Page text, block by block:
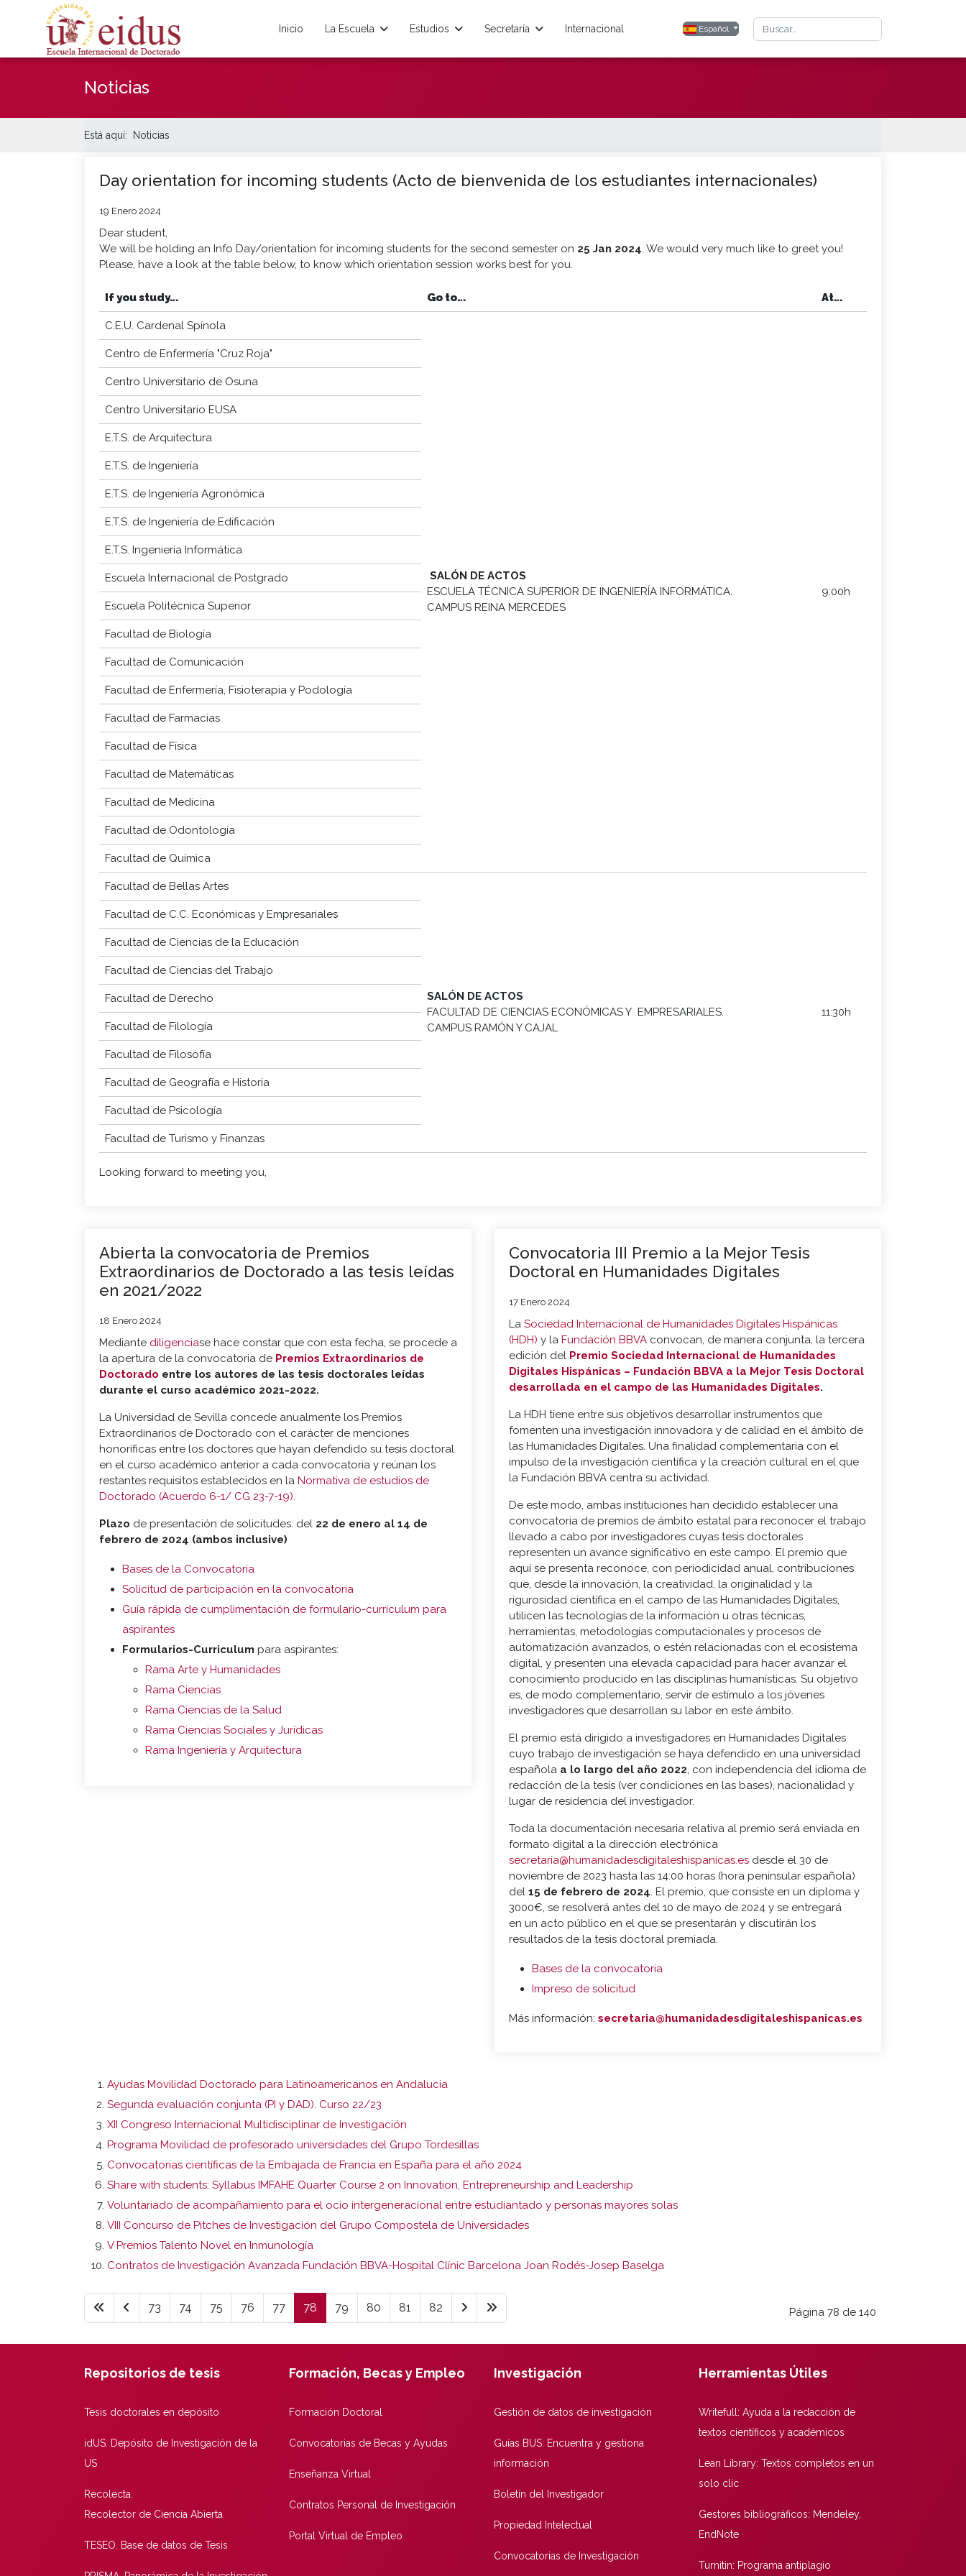
Inicio La Escuela Estudios Secretaría Internacional Seleccione su idioma
Español Buscar
Noticias
Está aquí: Noticias
Day orientation for incoming students (Acto de bienvenida de los estudiantes internacionales)
19 Enero 2024
Dear student,
We will be holding an Info Day/orientation for incoming students for the second semester on 25 Jan 2024. We would very much like to greet you!
Please, have a look at the table below, to know which orientation session works best for you.
If you study… Go to… At…
C.E.U. Cardenal Spínola
SALÓN DE ACTOS
ESCUELA TÉCNICA SUPERIOR DE INGENIERÍA INFORMÁTICA.
CAMPUS REINA MERCEDES
9:00h
Centro de Enfermería "Cruz Roja"
Centro Universitario de Osuna
Centro Universitario EUSA
E.T.S. de Arquitectura
E.T.S. de Ingeniería
E.T.S. de Ingeniería Agronómica
E.T.S. de Ingeniería de Edificación
E.T.S. Ingeniería Informática
Escuela Internacional de Postgrado
Escuela Politécnica Superior
Facultad de Biología
Facultad de Comunicación
Facultad de Enfermería, Fisioterapia y Podología
Facultad de Farmacias
Facultad de Física
Facultad de Matemáticas
Facultad de Medicina
Facultad de Odontología
Facultad de Química
Facultad de Bellas Artes
SALÓN DE ACTOS
FACULTAD DE CIENCIAS ECONÓMICAS Y EMPRESARIALES.
CAMPUS RAMÓN Y CAJAL
11:30h
Facultad de C.C. Económicas y Empresariales
Facultad de Ciencias de la Educación
Facultad de Ciencias del Trabajo
Facultad de Derecho
Facultad de Filología
Facultad de Filosofía
Facultad de Geografía e Historia
Facultad de Psicología
Facultad de Turismo y Finanzas
Looking forward to meeting you,
Abierta la convocatoria de Premios
Extraordinarios de Doctorado a las tesis leídas
en 2021/2022
18 Enero 2024
Mediante diligenciase hace constar que con esta fecha, se procede a
la apertura de la convocatoria de Premios Extraordinarios de
Doctorado entre los autores de las tesis doctorales leídas
durante el curso académico 2021-2022.
La Universidad de Sevilla concede anualmente los Premios
Extraordinarios de Doctorado con el carácter de menciones
honoríficas entre los doctores que hayan defendido su tesis doctoral
en el curso académico anterior a cada convocatoria y reúnan los
restantes requisitos establecidos en la Normativa de estudios de
Doctorado (Acuerdo 6-1/ CG 23-7-19).
Plazo de presentación de solicitudes: del 22 de enero al 14 de
febrero de 2024 (ambos inclusive)
Bases de la Convocatoria
Solicitud de participación en la convocatoria
Guía rápida de cumplimentación de formulario-currículum para
aspirantes
Formularios-Curriculum para aspirantes:
Rama Arte y Humanidades
Rama Ciencias
Rama Ciencias de la Salud
Rama Ciencias Sociales y Jurídicas
Rama Ingeniería y Arquitectura
Convocatoria III Premio a la Mejor Tesis
Doctoral en Humanidades Digitales
17 Enero 2024
La Sociedad Internacional de Humanidades Digitales Hispánicas
(HDH) y la Fundación BBVA convocan, de manera conjunta, la tercera
edición del Premio Sociedad Internacional de Humanidades
Digitales Hispánicas – Fundación BBVA a la Mejor Tesis Doctoral
desarrollada en el campo de las Humanidades Digitales.
La HDH tiene entre sus objetivos desarrollar instrumentos que
fomenten una investigación innovadora y de calidad en el ámbito de
las Humanidades Digitales. Una finalidad complementaria con el
impulso de la investigación científica y la creación cultural en el que
la Fundación BBVA centra su actividad.
De este modo, ambas instituciones han decidido establecer una
convocatoria de premios de ámbito estatal para reconocer el trabajo
llevado a cabo por investigadores cuyas tesis doctorales
representen un avance significativo en este campo. El premio que
aquí se presenta reconoce, con periodicidad anual, contribuciones
que, desde la innovación, la creatividad, la originalidad y la
rigurosidad científica en el campo de las Humanidades Digitales,
utilicen las tecnologías de la información u otras técnicas,
herramientas, metodologías computacionales y procesos de
automatización avanzados, o estén relacionadas con el ecosistema
digital, y presenten una elevada capacidad para hacer avanzar el
conocimiento producido en las disciplinas humanísticas. Su objetivo
es, de modo complementario, servir de estímulo a los jóvenes
investigadores que desarrollan su labor en este ámbito.
El premio está dirigido a investigadores en Humanidades Digitales
cuyo trabajo de investigación se haya defendido en una universidad
española a lo largo del año 2022, con independencia del idioma de
redacción de la tesis (ver condiciones en las bases), nacionalidad y
lugar de residencia del investigador.
Toda la documentación necesaria relativa al premio será enviada en
formato digital a la dirección electrónica
secretaria@humanidadesdigitaleshispanicas.es desde el 30 de
noviembre de 2023 hasta las 14:00 horas (hora peninsular española)
del 15 de febrero de 2024. El premio, que consiste en un diploma y
3000€, se resolverá antes del 10 de mayo de 2024 y se entregará
en un acto público en el que se presentarán y discutirán los
resultados de la tesis doctoral premiada.
Bases de la convocatoria
Impreso de solicitud
Más información: secretaria@humanidadesdigitaleshispanicas.es
Ayudas Movilidad Doctorado para Latinoamericanos en Andalucia
Segunda evaluación conjunta (PI y DAD). Curso 22/23
XII Congreso Internacional Multidisciplinar de Investigación
Programa Movilidad de profesorado universidades del Grupo Tordesillas
Convocatorias científicas de la Embajada de Francia en España para el año 2024
Share with students: Syllabus IMFAHE Quarter Course 2 on Innovation, Entrepreneurship and Leadership
Voluntariado de acompañamiento para el ocio intergeneracional entre estudiantado y personas mayores solas
VIII Concurso de Pitches de Investigación del Grupo Compostela de Universidades
V Premios Talento Novel en Inmunología
Contratos de Investigación Avanzada Fundación BBVA-Hospital Clínic Barcelona Joan Rodés-Josep Baselga
Página 78 de 140
73 74 75 76 77 78 79 80 81 82
Repositorios de tesis
Tesis doctorales en depósito
idUS. Depósito de Investigación de la
US
Recolecta.
Recolector de Ciencia Abierta
TESEO. Base de datos de Tesis
Formación, Becas y Empleo
Formación Doctoral
Convocatorias de Becas y Ayudas
Enseñanza Virtual
Contratos Personal de Investigación
Portal Virtual de Empleo
Investigación
Gestión de datos de investigación
Guías BUS: Encuentra y gestiona
información
Boletín del Investigador
Propiedad Intelectual
Convocatorias de Investigación
Herramientas Útiles
Writefull: Ayuda a la redacción de
textos científicos y académicos
Lean Library: Textos completos en un
solo clic
Gestores bibliográficos: Mendeley,
EndNote
Turnitin: Programa antiplagio